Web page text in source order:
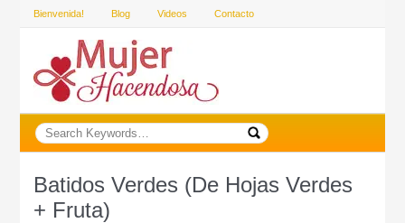
Bienvenida! Blog Videos Contacto
Batidos Verdes (de Hojas Verdes
+ Fruta)